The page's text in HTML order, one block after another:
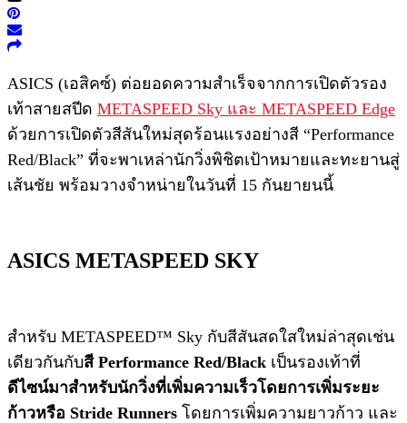
ASICS (เอสิคซ์) ต่อยอดความสำเร็จจากการเปิดตัวรอง
เท้าสายสปีด METASPEED Sky และ METASPEED Edge
ด้วยการเปิดตัวสีสันใหม่สุดร้อนแรงอย่างสี “Performance
Red/Black” ที่จะพาเหล่านักวิ่งพิชิตเป้าหมายและทะยานสู่
เส้นชัย พร้อมวางจำหน่ายในวันที่ 15 กันยายนนี้
ASICS METASPEED SKY
สำหรับ METASPEED™ Sky กับสีสันสดใสใหม่ล่าสุดเช่น
เดียวกันกับสี Performance Red/Black เป็นรองเท้าที่
ดีไซน์มาสำหรับนักวิ่งที่เพิ่มความเร็วโดยการเพิ่มระยะ
ก้าวหรือ Stride Runners โดยการเพิ่มความยาวก้าว และ